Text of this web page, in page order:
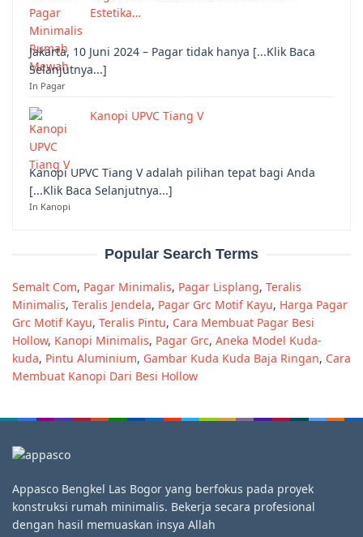
Estetika…
Jakarta, 10 Juni 2024 – Pagar tidak hanya [...Klik Baca
Selanjutnya...]
In Pagar
Kanopi UPVC Tiang V
Kanopi UPVC Tiang V adalah pilihan tepat bagi Anda
[...Klik Baca Selanjutnya...]
In Kanopi
Popular Search Terms
Semalt Com, Pagar Minimalis, Pagar Lisplang, Teralis
Minimalis, Teralis Jendela, Pagar Grc Motif Kayu, Harga Pagar
Grc Motif Kayu, Teralis Pintu, Cara Membuat Pagar Besi
Hollow, Kanopi Minimalis, Pagar Grc, Aneka Model Kuda-
kuda, Pintu Aluminium, Gambar Kuda Kuda Baja Ringan, Cara
Membuat Kanopi Dari Besi Hollow
Appasco Bengkel Las Bogor yang berfokus pada proyek
konstruksi rumah minimalis. Bekerja secara profesional
dengan hasil memuaskan insya Allah